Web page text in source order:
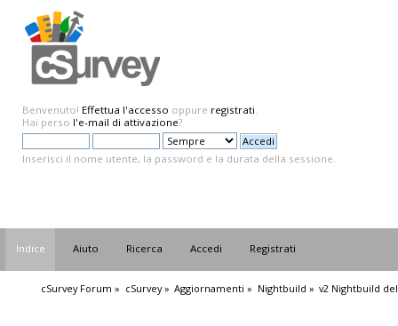
Benvenuto! Effettua l'accesso oppure registrati.
Hai perso l'e-mail di attivazione?
Inserisci il nome utente, la password e la durata della sessione.
Indice Aiuto Ricerca Accedi Registrati
cSurvey Forum » cSurvey» Aggiornamenti » Nightbuild » v2 Nightbuild